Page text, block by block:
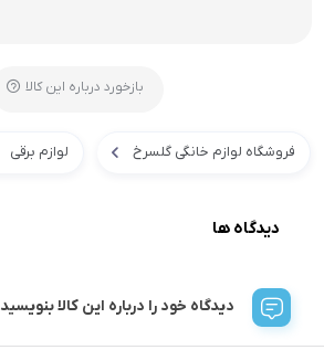
بازخورد درباره این کالا
فروشگاه لوازم خانگی گلسرخ لوازم برقی
دیدگاه ها
دیدگاه خود را درباره این کالا بنویسید